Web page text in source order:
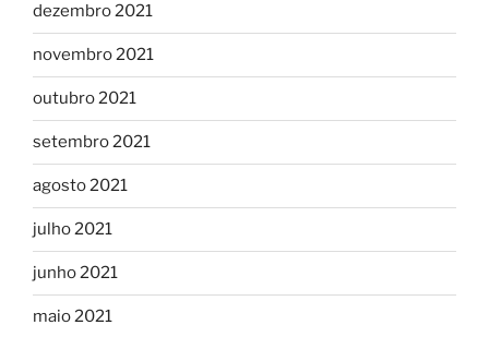
dezembro 2021
novembro 2021
outubro 2021
setembro 2021
agosto 2021
julho 2021
junho 2021
maio 2021